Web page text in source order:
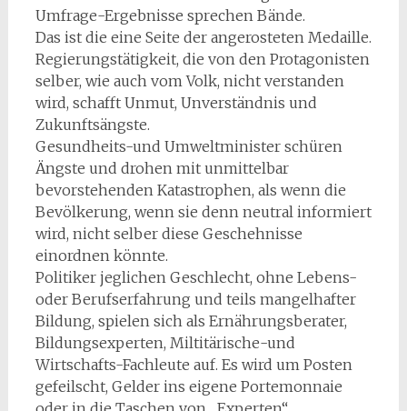
Umfrage-Ergebnisse sprechen Bände.
Das ist die eine Seite der angerosteten Medaille.
Regierungstätigkeit, die von den Protagonisten
selber, wie auch vom Volk, nicht verstanden
wird, schafft Unmut, Unverständnis und
Zukunftsängste.
Gesundheits-und Umweltminister schüren
Ängste und drohen mit unmittelbar
bevorstehenden Katastrophen, als wenn die
Bevölkerung, wenn sie denn neutral informiert
wird, nicht selber diese Geschehnisse
einordnen könnte.
Politiker jeglichen Geschlecht, ohne Lebens-
oder Berufserfahrung und teils mangelhafter
Bildung, spielen sich als Ernährungsberater,
Bildungsexperten, Miltitärische-und
Wirtschafts-Fachleute auf. Es wird um Posten
gefeilscht, Gelder ins eigene Portemonnaie